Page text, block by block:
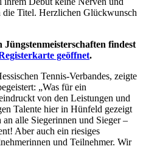
Analysen weiter. Unsere
möglicherweise mit
Sie ihnen bereitgestellt
Ihrer Nutzung der Dienste
aufgerufen und
die Titel. Herzlichen Glückwunsch
Jüngstenmeisterschaften findest
geöffnet.
Tennis-Verbandes, zeigte
„Was für ein
von den Leistungen und
Talente hier in Hünfeld gezeigt
alle Siegerinnen und Sieger –
Aber auch ein riesiges
und Teilnehmer. Wir